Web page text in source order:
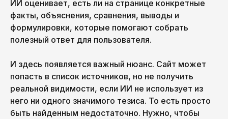
ИИ оценивает, есть ли на странице конкретные
факты, объяснения, сравнения, выводы и
формулировки, которые помогают собрать
полезный ответ для пользователя.
И здесь появляется важный нюанс. Сайт может
попасть в список источников, но не получить
реальной видимости, если ИИ не использует из
него ни одного значимого тезиса. То есть просто
быть найденным недостаточно. Нужно, чтобы